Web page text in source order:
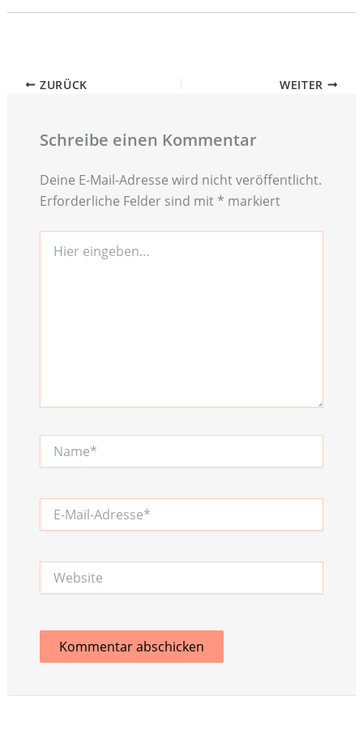
ZURÜCK WEITER
Schreibe einen Kommentar
Deine E-Mail-Adresse wird nicht veröffentlicht.
Erforderliche Felder sind mit * markiert
eingeben…
Mail-
Website